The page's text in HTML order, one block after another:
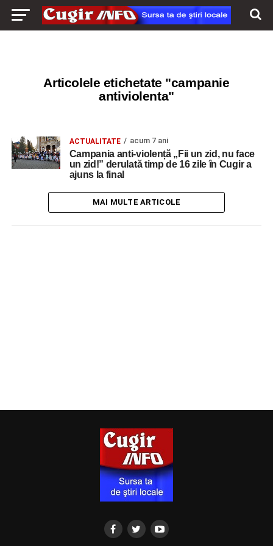
Articolele etichetate "campanie
antiviolenta"
ACTUALITATE acum 7 ani
Campania anti-violență „Fii un zid, nu face
un zid!” derulată timp de 16 zile în Cugir a
ajuns la final
MAI MULTE ARTICOLE